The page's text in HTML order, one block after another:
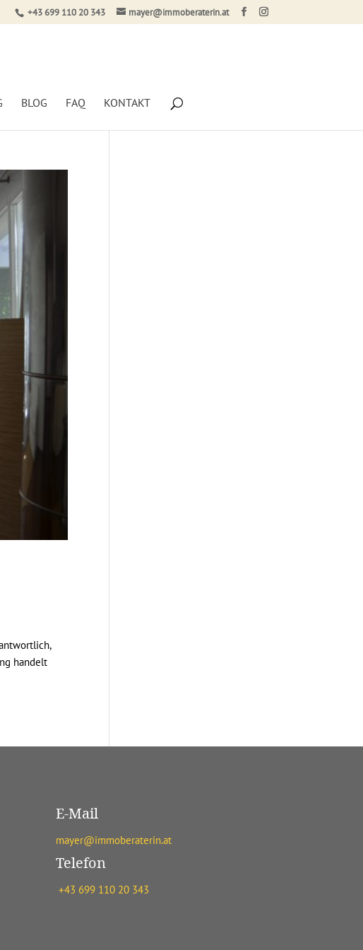
+43 699 110 20 343 mayer@immoberaterin.at
BLOG FAQ KONTAKT
handelt
E-Mail
mayer@immoberaterin.at
Telefon
+43 699 110 20 343